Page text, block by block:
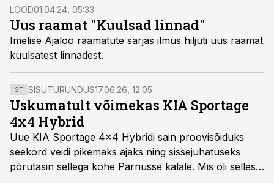
LOOD01.04.24, 05:33
Uus raamat "Kuulsad linnad"
Imelise Ajaloo raamatute sarjas ilmus hiljuti uus raamat
kuulsatest linnadest.
ST SISUTURUNDUS17.06.26, 12:05
Uskumatult võimekas KIA Sportage
4x4 Hybrid
Uue KIA Sportage 4x4 Hybridi sain proovisõiduks
seekord veidi pikemaks ajaks ning sissejuhatuseks
põrutasin sellega kohe Pärnusse kalale. Mis oli selles